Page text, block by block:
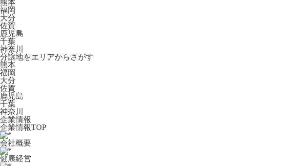
熊本
福岡
大分
佐賀
鹿児島
千葉
神奈川
分譲地をエリアからさがす
熊本
福岡
大分
佐賀
鹿児島
千葉
神奈川
企業情報
企業情報TOP
会社概要
健康経営